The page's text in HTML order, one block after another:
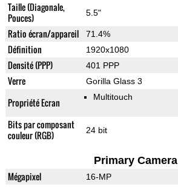
Taille (Diagonale,
Pouces)
5.5"
Ratio écran/appareil 71.4%
Définition 1920x1080
Densité (PPP) 401 PPP
Verre Gorilla Glass 3
Propriété Ecran Multitouch
Bits par composant
couleur (RGB)
24 bit
Primary Camera
Mégapixel 16-MP